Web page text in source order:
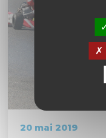
20 mai 2019